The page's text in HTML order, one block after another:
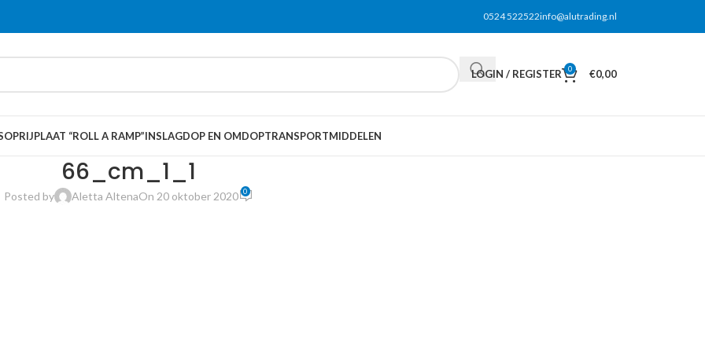
0524 522522info@alutrading.nl
LOGIN / REGISTER 0 €0,00
OPRIJPLAAT “ROLL A RAMP”INSLAGDOP EN OMDOPTRANSPORTMIDDELEN
66_cm_1_1
Posted by Aletta AltenaOn 20 oktober 2020 0